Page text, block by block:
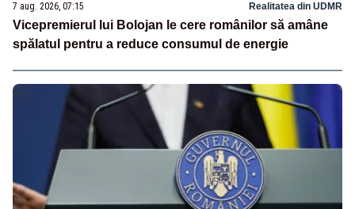
7 aug. 2026, 07:15 Realitatea din UDMR
Vicepremierul lui Bolojan le cere românilor să amâne
spălatul pentru a reduce consumul de energie